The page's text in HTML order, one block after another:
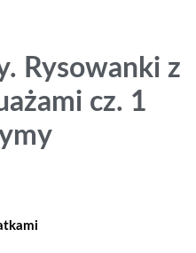
Rysowanki z
cz. 1